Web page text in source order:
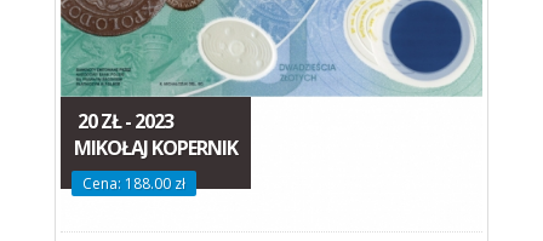
20 ZŁ - 2023
MIKOŁAJ KOPERNIK
Cena: 188.00 zł